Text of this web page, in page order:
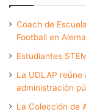
Coach de
Football en
Estudiantes
La UDLAP
administración
La Colección de